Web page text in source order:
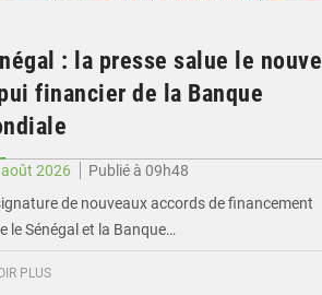
: la presse salue le nouvel
financier de la Banque
août 2026
Publié à 09h48
de nouveaux accords de financement
le Sénégal et la Banque…
PLUS